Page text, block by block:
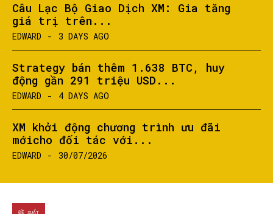
Câu Lạc Bộ Giao Dịch XM: Gia tăng
giá trị trên...
EDWARD - 3 DAYS AGO
Strategy bán thêm 1.638 BTC, huy
động gần 291 triệu USD...
EDWARD - 4 DAYS AGO
XM khởi động chương trình ưu đãi
mớicho đối tác với...
EDWARD - 30/07/2026
ĐỀ XUẤT